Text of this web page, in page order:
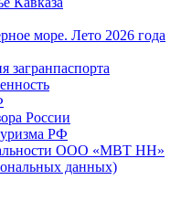
море. Лето 2026 года
загранпаспорта
России
РФ
ООО «МВТ НН»
данных)